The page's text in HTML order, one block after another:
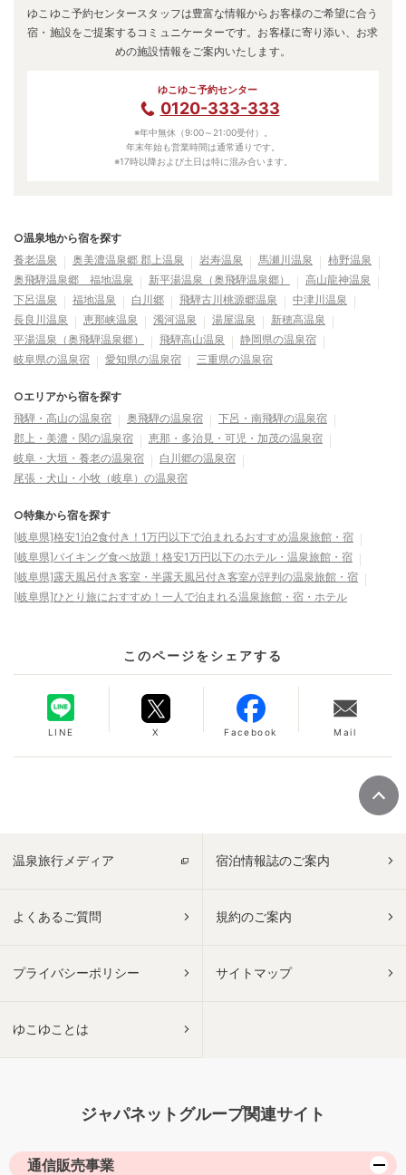
ゆこゆこ予約センタースタッフは豊富な情報からお客様のご希望に合う
宿・施設をご提案するコミュニケーターです。お客様に寄り添い、お求
めの施設情報をご案内いたします。
ゆこゆこ予約センター
0120-333-333
※年中無休（9:00～21:00受付）。
年末年始も営業時間は通常通りです。
※17時以降および土日は特に混み合います。
○温泉地から宿を探す
養老温泉
奥美濃温泉郷 郡上温泉 岩寿温泉 馬瀬川温泉
柿野温泉
奥飛騨温泉郷 福地温泉
新平湯温泉（奥飛騨温泉郷）
高山龍神温泉
下呂温泉
福地温泉 白川郷 飛騨古川桃源郷温泉
中津川温泉
長良川温泉
恵那峡温泉 濁河温泉 湯屋温泉
新穂高温泉
平湯温泉（奥飛騨温泉郷）
飛騨高山温泉
静岡県の温泉宿
岐阜県の温泉宿
愛知県の温泉宿 三重県の温泉宿
○エリアから宿を探す
飛騨・高山の温泉宿
奥飛騨の温泉宿
下呂・南飛騨の温泉宿
郡上・美濃・関の温泉宿
恵那・多治見・可児・加茂の温泉宿
岐阜・大垣・養老の温泉宿
白川郷の温泉宿
尾張・犬山・小牧（岐阜）の温泉宿
○特集から宿を探す
[岐阜県]格安1泊2食付き！1万円以下で泊まれるおすすめ温泉旅館・宿
[岐阜県]バイキング食べ放題！格安1万円以下のホテル・温泉旅館・宿
[岐阜県]露天風呂付き客室・半露天風呂付き客室が評判の温泉旅館・宿
[岐阜県]ひとり旅におすすめ！一人で泊まれる温泉旅館・宿・ホテル
このページをシェアする
LINE X Facebook Mail
温泉旅行メディア 宿泊情報誌のご案内
よくあるご質問 規約のご案内
プライバシーポリシー サイトマップ
ゆこゆことは
ジャパネットグループ関連サイト
通信販売事業